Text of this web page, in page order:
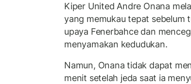
Kiper United Andre Onana
yang memukau tepat sebelum
upaya Fenerbahce dan
menyamakan kedudukan.
Namun, Onana tidak dapat
menit setelah jeda saat ia